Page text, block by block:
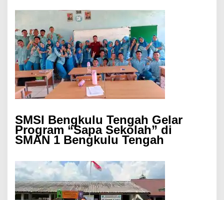
SMSI Bengkulu Tengah Gelar
Program “Sapa Sekolah” di
SMAN 1 Bengkulu Tengah